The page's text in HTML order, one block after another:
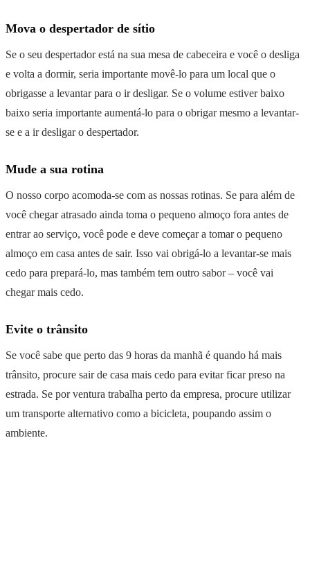
Mova o despertador de sítio
Se o seu despertador está na sua mesa de cabeceira e você o desliga
e volta a dormir, seria importante movê-lo para um local que o
obrigasse a levantar para o ir desligar. Se o volume estiver baixo
baixo seria importante aumentá-lo para o obrigar mesmo a levantar-
se e a ir desligar o despertador.
Mude a sua rotina
O nosso corpo acomoda-se com as nossas rotinas. Se para além de
você chegar atrasado ainda toma o pequeno almoço fora antes de
entrar ao serviço, você pode e deve começar a tomar o pequeno
almoço em casa antes de sair. Isso vai obrigá-lo a levantar-se mais
cedo para prepará-lo, mas também tem outro sabor – você vai
chegar mais cedo.
Evite o trânsito
Se você sabe que perto das 9 horas da manhã é quando há mais
trânsito, procure sair de casa mais cedo para evitar ficar preso na
estrada. Se por ventura trabalha perto da empresa, procure utilizar
um transporte alternativo como a bicicleta, poupando assim o
ambiente.